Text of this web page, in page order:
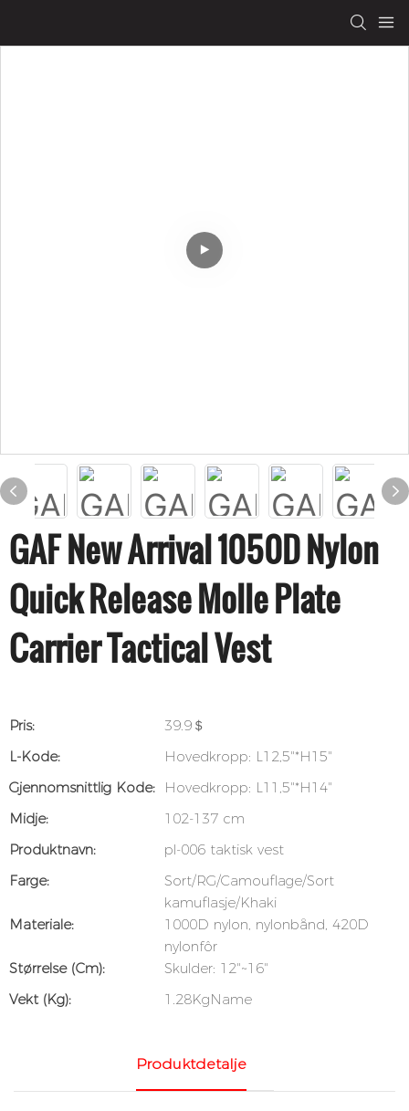
GAF New Arrival 1050D Nylon
Quick Release Molle Plate
Carrier Tactical Vest
Pris:
39.9＄
L-Kode:
Hovedkropp: L12,5"*H15"
Gjennomsnittlig Kode:
Hovedkropp: L11,5"*H14"
Midje:
102-137 cm
Produktnavn:
pl-006 taktisk vest
Farge:
Sort/RG/Camouflage/Sort
kamuflasje/Khaki
Materiale:
1000D nylon, nylonbånd, 420D
nylonfôr
Størrelse (cm):
Skulder: 12"~16"
Vekt (kg):
1.28KgName
Produktdetalje